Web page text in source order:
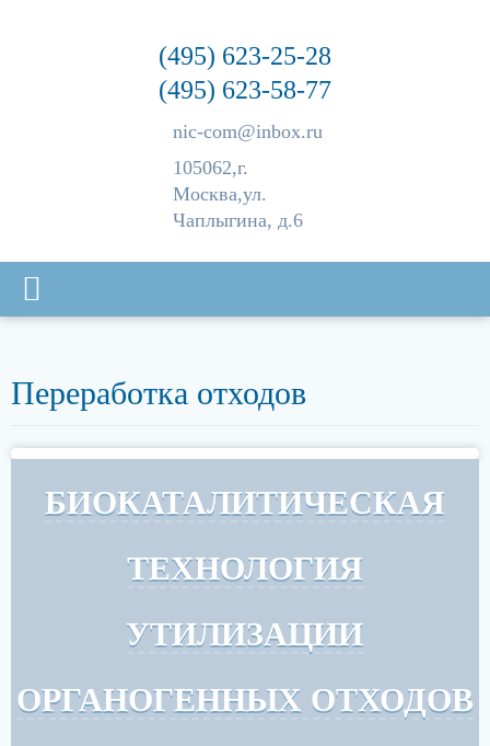
(495) 623-25-28
(495) 623-58-77
nic-com@inbox.ru
105062,г.
Москва,ул.
Чаплыгина, д.6
Переработка отходов
БИОКАТАЛИТИЧЕСКАЯ
ТЕХНОЛОГИЯ
УТИЛИЗАЦИИ
ОРГАНОГЕННЫХ ОТХОДОВ